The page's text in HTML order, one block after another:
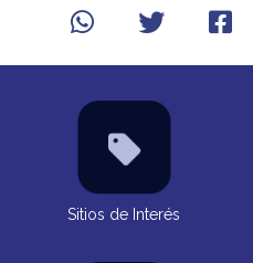
Sitios de Interés